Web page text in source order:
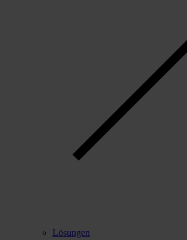
Lösungen